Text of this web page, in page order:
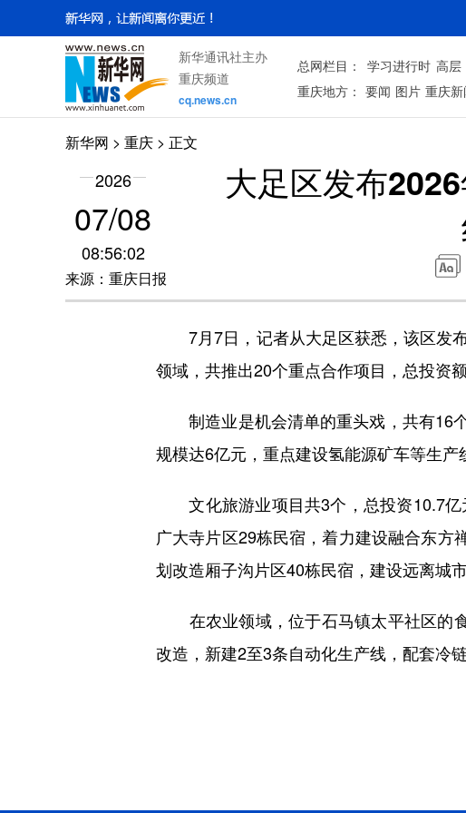
新华通讯社主办
重庆频道
cq.news.cn
总网栏目： 学习进行时 高层
重庆地方： 要闻 图片 重庆新
新华网 > 重庆 > 正文
2026
07/08
08:56:02
来源：重庆日报
大足区发布
7月7日，记者从大足区获悉，该区发布
领域，共推出20个重点合作项目，总投资
制造业是机会清单的重头戏，共有16
规模达6亿元，重点建设氢能源矿车等生产
文化旅游业项目共3个，总投资10.7亿
广大寺片区29栋民宿，着力建设融合东
划改造厢子沟片区40栋民宿，建设远离城
在农业领域，位于石马镇太平社区的
改造，新建2至3条自动化生产线，配套冷